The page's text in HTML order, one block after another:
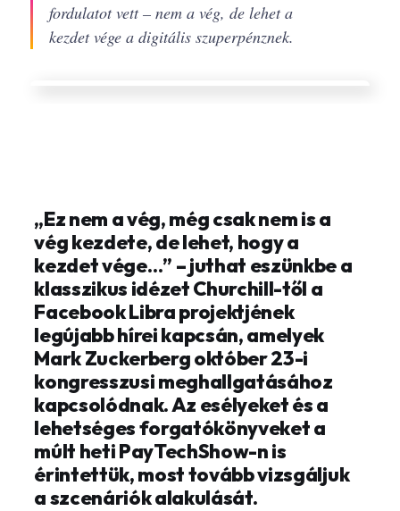
fordulatot vett – nem a vég, de lehet a
kezdet vége a digitális szuperpénznek.
„Ez nem a vég, még csak nem is a
vég kezdete, de lehet, hogy a
kezdet vége…” – juthat eszünkbe a
klasszikus idézet Churchill-től a
Facebook Libra projektjének
legújabb hírei kapcsán, amelyek
Mark Zuckerberg október 23-i
kongresszusi meghallgatásához
kapcsolódnak. Az esélyeket és a
lehetséges forgatókönyveket a
múlt heti PayTechShow-n is
érintettük, most tovább vizsgáljuk
a szcenáriók alakulását.